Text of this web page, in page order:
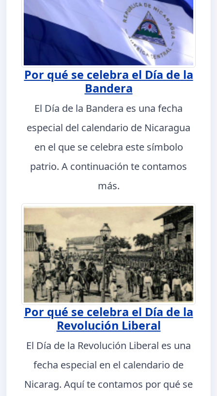
Por qué se celebra el Día de la
Bandera
El Día de la Bandera es una fecha
especial del calendario de Nicaragua
en el que se celebra este símbolo
patrio. A continuación te contamos
más.
Por qué se celebra el Día de la
Revolución Liberal
El Día de la Revolución Liberal es una
fecha especial en el calendario de
Nicarag. Aquí te contamos por qué se